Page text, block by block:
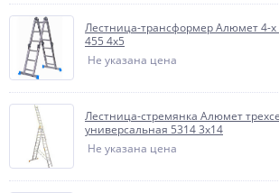
Лестница-трансформер Алюмет 4-
455 4х5
Не указана цена
Лестница-стремянка Алюмет
универсальная 5314 3x14
Не указана цена